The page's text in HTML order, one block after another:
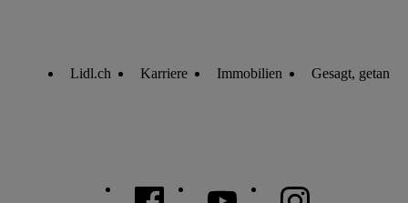
Lidl.ch Karriere Immobilien Gesagt, getan